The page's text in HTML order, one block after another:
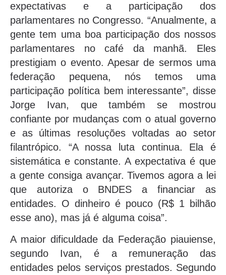
expectativas e a participação dos
parlamentares no Congresso. “Anualmente, a
gente tem uma boa participação dos nossos
parlamentares no café da manhã. Eles
prestigiam o evento. Apesar de sermos uma
federação pequena, nós temos uma
participação política bem interessante”, disse
Jorge Ivan, que também se mostrou
confiante por mudanças com o atual governo
e as últimas resoluções voltadas ao setor
filantrópico. “A nossa luta continua. Ela é
sistemática e constante. A expectativa é que
a gente consiga avançar. Tivemos agora a lei
que autoriza o BNDES a financiar as
entidades. O dinheiro é pouco (R$ 1 bilhão
esse ano), mas já é alguma coisa”.
A maior dificuldade da Federação piauiense,
segundo Ivan, é a remuneração das
entidades pelos serviços prestados. Segundo